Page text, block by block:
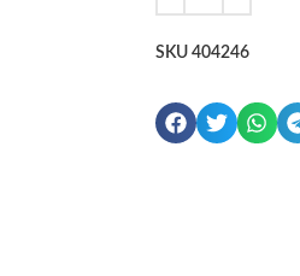
SKU 404246